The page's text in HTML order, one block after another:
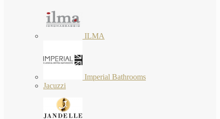
ILMA
Imperial Bathrooms
Jacuzzi